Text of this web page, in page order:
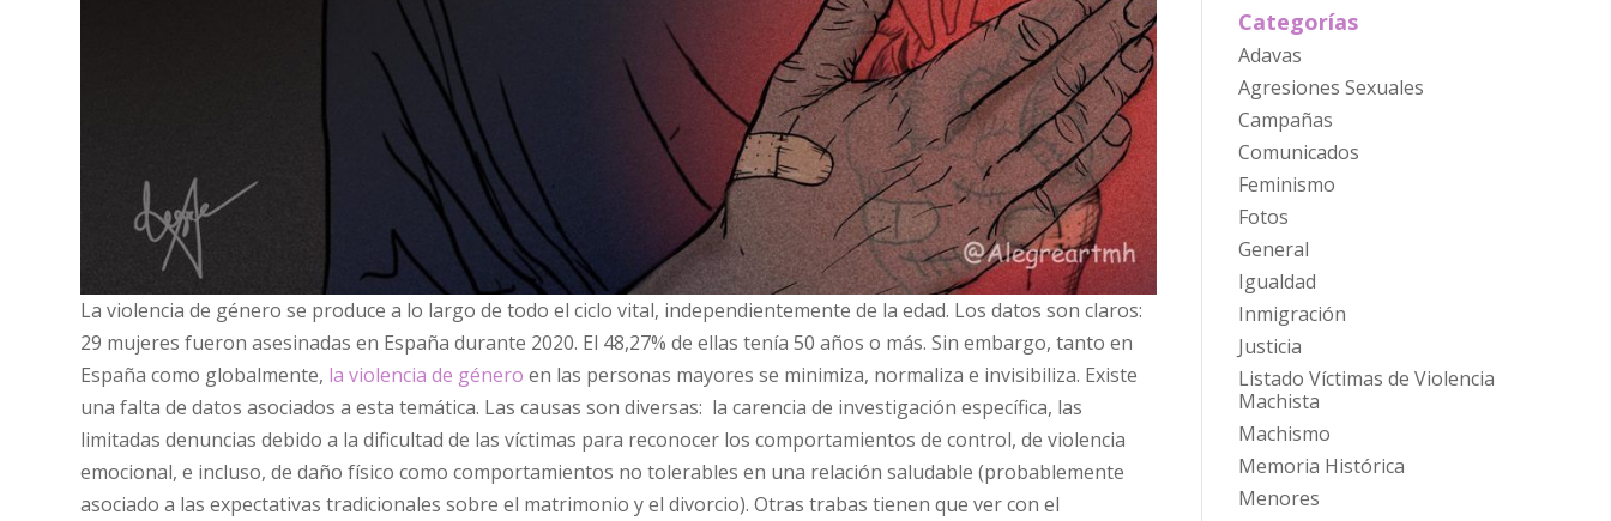
La violencia de género se produce a lo largo de todo el ciclo vital, independientemente de la edad. Los datos son claros:
29 mujeres fueron asesinadas en España durante 2020. El 48,27% de ellas tenía 50 años o más. Sin embargo, tanto en
España como globalmente, la violencia de género en las personas mayores se minimiza, normaliza e invisibiliza. Existe
una falta de datos asociados a esta temática. Las causas son diversas: la carencia de investigación específica, las
limitadas denuncias debido a la dificultad de las víctimas para reconocer los comportamientos de control, de violencia
emocional, e incluso, de daño físico como comportamientos no tolerables en una relación saludable (probablemente
asociado a las expectativas tradicionales sobre el matrimonio y el divorcio). Otras trabas tienen que ver con el
Categorías
Adavas
Agresiones Sexuales
Campañas
Comunicados
Feminismo
Fotos
General
Igualdad
Inmigración
Justicia
Listado Víctimas de Violencia
Machista
Machismo
Memoria Histórica
Menores